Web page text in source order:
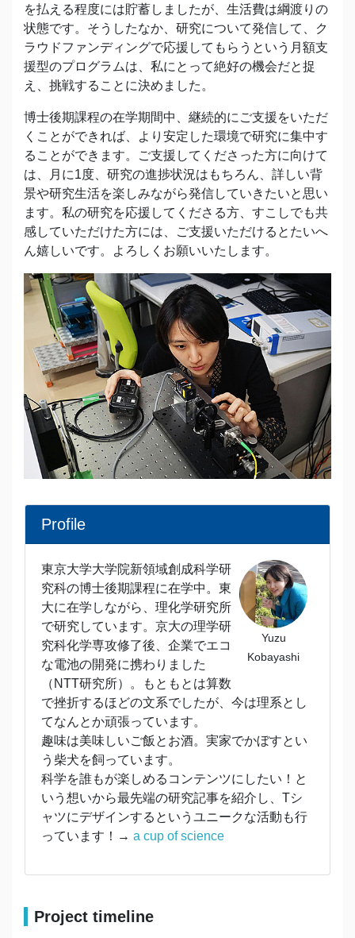
を払える程度には貯蓄しましたが、生活費は綱渡りの
状態です。そうしたなか、研究について発信して、ク
ラウドファンディングで応援してもらうという月額支
援型のプログラムは、私にとって絶好の機会だと捉
え、挑戦することに決めました。
博士後期課程の在学期間中、継続的にご支援をいただ
くことができれば、より安定した環境で研究に集中す
ることができます。ご支援してくださった方に向けて
は、月に1度、研究の進捗状況はもちろん、詳しい背
景や研究生活を楽しみながら発信していきたいと思い
ます。私の研究を応援してくださる方、すこしでも共
感していただけた方には、ご支援いただけるとたいへ
ん嬉しいです。よろしくお願いいたします。
Profile
Yuzu
Kobayashi
東京大学大学院新領域創成科学研
究科の博士後期課程に在学中。東
大に在学しながら、理化学研究所
で研究しています。京大の理学研
究科化学専攻修了後、企業でエコ
な電池の開発に携わりました
（NTT研究所）。もともとは算数
で挫折するほどの文系でしたが、今は理系とし
てなんとか頑張っています。
趣味は美味しいご飯とお酒。実家でかぼすとい
う柴犬を飼っています。
科学を誰もが楽しめるコンテンツにしたい！と
いう想いから最先端の研究記事を紹介し、Tシ
ャツにデザインするというユニークな活動も行
っています！→ a cup of science
Project timeline